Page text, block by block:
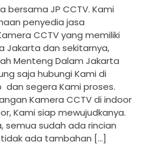
bersama JP CCTV. Kami
penyedia jasa
CCTV yang memiliki
Jakarta dan sekitarnya,
Menteng Dalam Jakarta
saja hubungi Kami di
segera Kami proses.
Kamera CCTV di indoor
Kami siap mewujudkanya.
semua sudah ada rincian
ada tambahan […]